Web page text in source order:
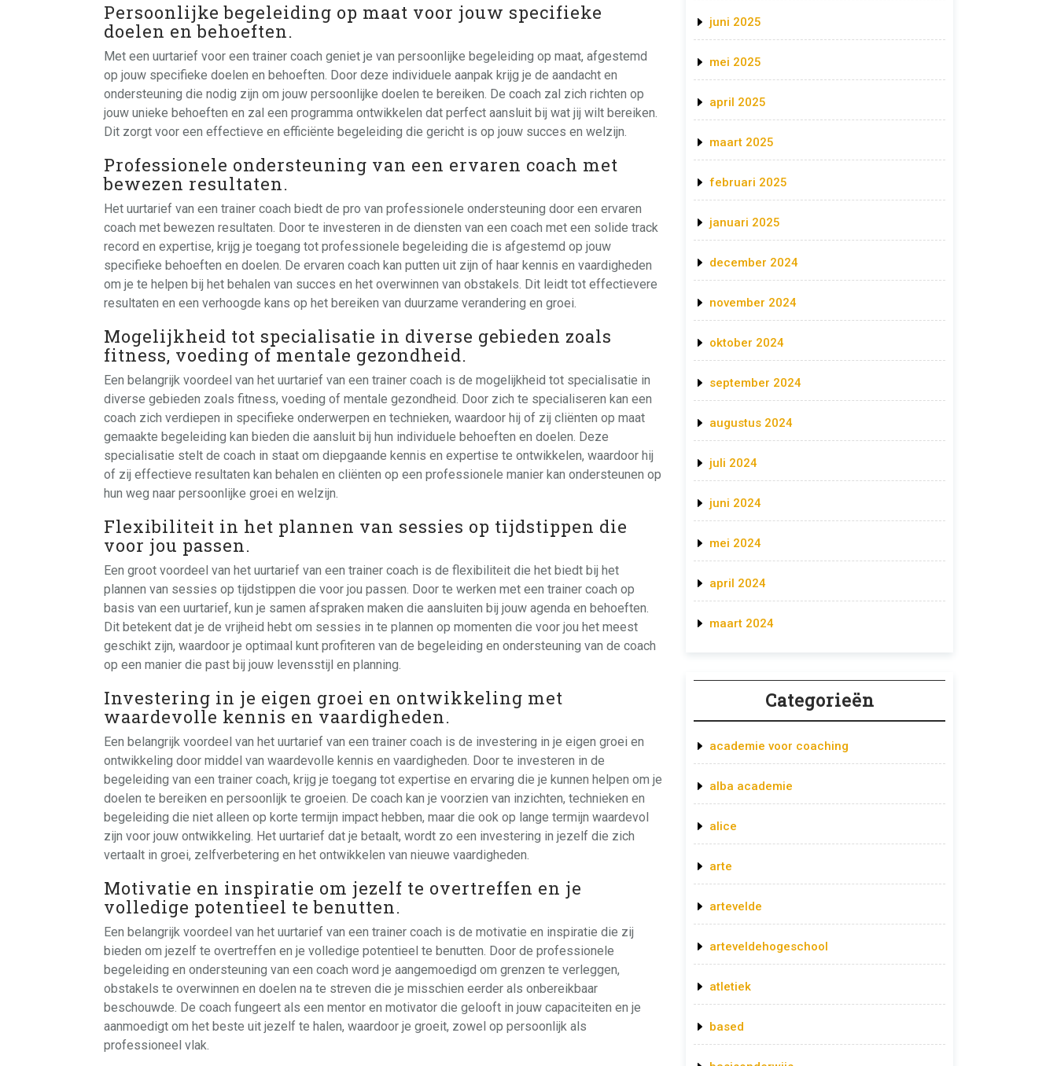
Persoonlijke begeleiding op maat voor jouw specifieke
doelen en behoeften.
Met een uurtarief voor een trainer coach geniet je van persoonlijke begeleiding op maat, afgestemd
op jouw specifieke doelen en behoeften. Door deze individuele aanpak krijg je de aandacht en
ondersteuning die nodig zijn om jouw persoonlijke doelen te bereiken. De coach zal zich richten op
jouw unieke behoeften en zal een programma ontwikkelen dat perfect aansluit bij wat jij wilt bereiken.
Dit zorgt voor een effectieve en efficiënte begeleiding die gericht is op jouw succes en welzijn.
Professionele ondersteuning van een ervaren coach met
bewezen resultaten.
Het uurtarief van een trainer coach biedt de pro van professionele ondersteuning door een ervaren
coach met bewezen resultaten. Door te investeren in de diensten van een coach met een solide track
record en expertise, krijg je toegang tot professionele begeleiding die is afgestemd op jouw
specifieke behoeften en doelen. De ervaren coach kan putten uit zijn of haar kennis en vaardigheden
om je te helpen bij het behalen van succes en het overwinnen van obstakels. Dit leidt tot effectievere
resultaten en een verhoogde kans op het bereiken van duurzame verandering en groei.
Mogelijkheid tot specialisatie in diverse gebieden zoals
fitness, voeding of mentale gezondheid.
Een belangrijk voordeel van het uurtarief van een trainer coach is de mogelijkheid tot specialisatie in
diverse gebieden zoals fitness, voeding of mentale gezondheid. Door zich te specialiseren kan een
coach zich verdiepen in specifieke onderwerpen en technieken, waardoor hij of zij cliënten op maat
gemaakte begeleiding kan bieden die aansluit bij hun individuele behoeften en doelen. Deze
specialisatie stelt de coach in staat om diepgaande kennis en expertise te ontwikkelen, waardoor hij
of zij effectieve resultaten kan behalen en cliënten op een professionele manier kan ondersteunen op
hun weg naar persoonlijke groei en welzijn.
Flexibiliteit in het plannen van sessies op tijdstippen die
voor jou passen.
Een groot voordeel van het uurtarief van een trainer coach is de flexibiliteit die het biedt bij het
plannen van sessies op tijdstippen die voor jou passen. Door te werken met een trainer coach op
basis van een uurtarief, kun je samen afspraken maken die aansluiten bij jouw agenda en behoeften.
Dit betekent dat je de vrijheid hebt om sessies in te plannen op momenten die voor jou het meest
geschikt zijn, waardoor je optimaal kunt profiteren van de begeleiding en ondersteuning van de coach
op een manier die past bij jouw levensstijl en planning.
Investering in je eigen groei en ontwikkeling met
waardevolle kennis en vaardigheden.
Een belangrijk voordeel van het uurtarief van een trainer coach is de investering in je eigen groei en
ontwikkeling door middel van waardevolle kennis en vaardigheden. Door te investeren in de
begeleiding van een trainer coach, krijg je toegang tot expertise en ervaring die je kunnen helpen om je
doelen te bereiken en persoonlijk te groeien. De coach kan je voorzien van inzichten, technieken en
begeleiding die niet alleen op korte termijn impact hebben, maar die ook op lange termijn waardevol
zijn voor jouw ontwikkeling. Het uurtarief dat je betaalt, wordt zo een investering in jezelf die zich
vertaalt in groei, zelfverbetering en het ontwikkelen van nieuwe vaardigheden.
Motivatie en inspiratie om jezelf te overtreffen en je
volledige potentieel te benutten.
Een belangrijk voordeel van het uurtarief van een trainer coach is de motivatie en inspiratie die zij
bieden om jezelf te overtreffen en je volledige potentieel te benutten. Door de professionele
begeleiding en ondersteuning van een coach word je aangemoedigd om grenzen te verleggen,
obstakels te overwinnen en doelen na te streven die je misschien eerder als onbereikbaar
beschouwde. De coach fungeert als een mentor en motivator die gelooft in jouw capaciteiten en je
aanmoedigt om het beste uit jezelf te halen, waardoor je groeit, zowel op persoonlijk als
professioneel vlak.
juni 2025
mei 2025
april 2025
maart 2025
februari 2025
januari 2025
december 2024
november 2024
oktober 2024
september 2024
augustus 2024
juli 2024
juni 2024
mei 2024
april 2024
maart 2024
Categorieën
academie voor coaching
alba academie
alice
arte
artevelde
arteveldehogeschool
atletiek
based